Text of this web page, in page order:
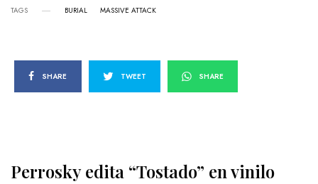
TAGS BURIAL MASSIVE ATTACK
SHARE TWEET SHARE
Perrosky edita “Tostado” en vinilo